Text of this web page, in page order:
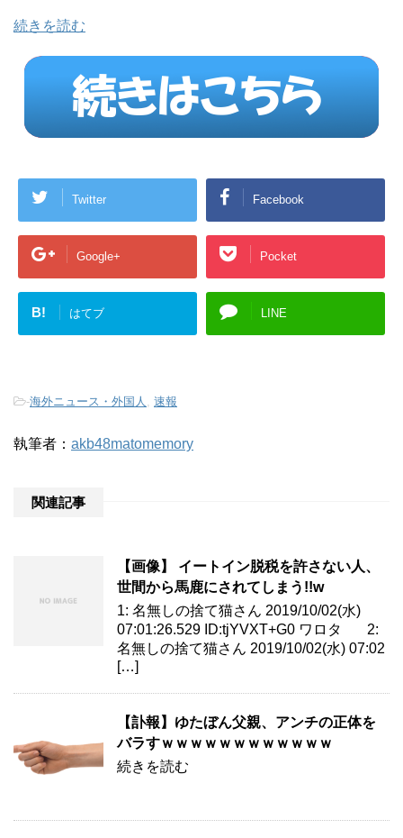
続きを読む
Twitter Facebook
Google+ Pocket
B! はてブ LINE
-海外ニュース・外国人 速報
執筆者： akb48matomemory
関連記事
【画像】 イートイン脱税を許さない人、
世間から馬鹿にされてしまう!!w
1: 名無しの捨て猫さん 2019/10/02(水)
07:01:26.529 ID:tjYVXT+G0 ワロタ 2:
名無しの捨て猫さん 2019/10/02(水) 07:02
[…]
【訃報】ゆたぼん父親、アンチの正体を
バラすｗｗｗｗｗｗｗｗｗｗｗｗ
続きを読む